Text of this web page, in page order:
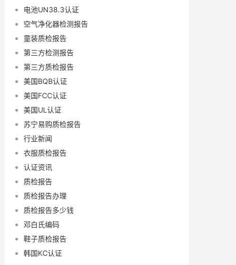
电池UN38.3认证
空气净化器检测报告
童装质检报告
第三方检测报告
第三方质检报告
美国BQB认证
美国FCC认证
美国UL认证
苏宁易购质检报告
行业新闻
衣服质检报告
认证资讯
质检报告
质检报告办理
质检报告多少钱
邓白氏编码
鞋子质检报告
韩国KC认证